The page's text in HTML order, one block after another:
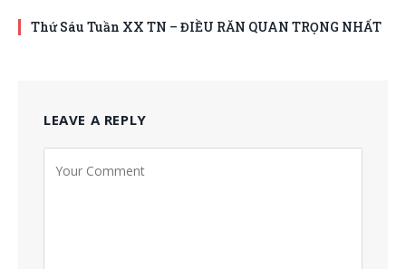
Thứ Sáu Tuần XX TN – ĐIỀU RĂN QUAN TRỌNG NHẤT
LEAVE A REPLY